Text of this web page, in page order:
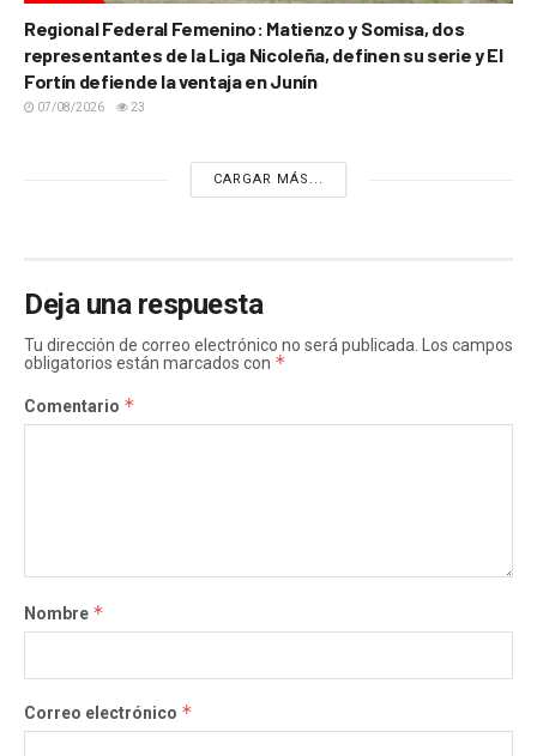
Regional Federal Femenino: Matienzo y Somisa, dos
representantes de la Liga Nicoleña, definen su serie y El
Fortín defiende la ventaja en Junín
07/08/2026 23
CARGAR MÁS...
Deja una respuesta
Tu dirección de correo electrónico no será publicada. Los campos
obligatorios están marcados con *
Comentario *
Nombre *
Correo electrónico *